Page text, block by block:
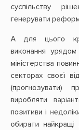
суспільству
генерувати
А для цього
виконання урядом
міністерства
секторах своєї
(прогнозувати)
виробляти
позитиви і
обирати найкращі